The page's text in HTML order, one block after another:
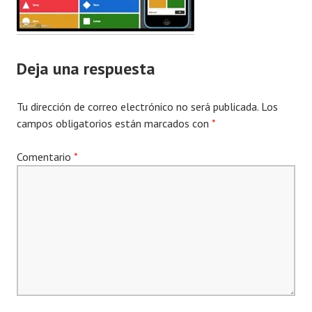
Deja una respuesta
Tu dirección de correo electrónico no será publicada. Los
campos obligatorios están marcados con *
Comentario *